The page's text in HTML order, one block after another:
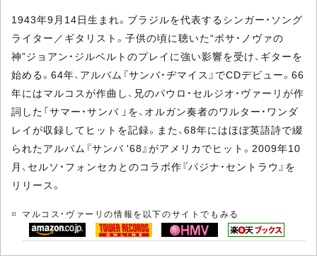
1943年9月14日生まれ。ブラジルを代表するシンガー・ソング
ライター／ギタリスト。子供の頃に聴いた“ボサ・ノヴァの
神”ジョアン・ジルベルトのプレイに強い影響を受け、ギターを
始める。64年、アルバム『サンバ・ヂマイス』でCDデビュー。66
年にはマルコスが作曲し、兄のパウロ・セルジオ・ヴァーリが作
詞した「サマー・サンバ 」を、オルガン奏者のワルター・ワンダ
レイが収録してヒットを記録。また、68年にはほぼ英語詩で綴
られたアルバム『サンバ '68』がアメリカでヒット。2009年10
月、セルソ・フォンセカとのコラボ作『パジナ・セントラウ』を
リリース。
マルコス・ヴァーリの情報を以下のサイトでもみる